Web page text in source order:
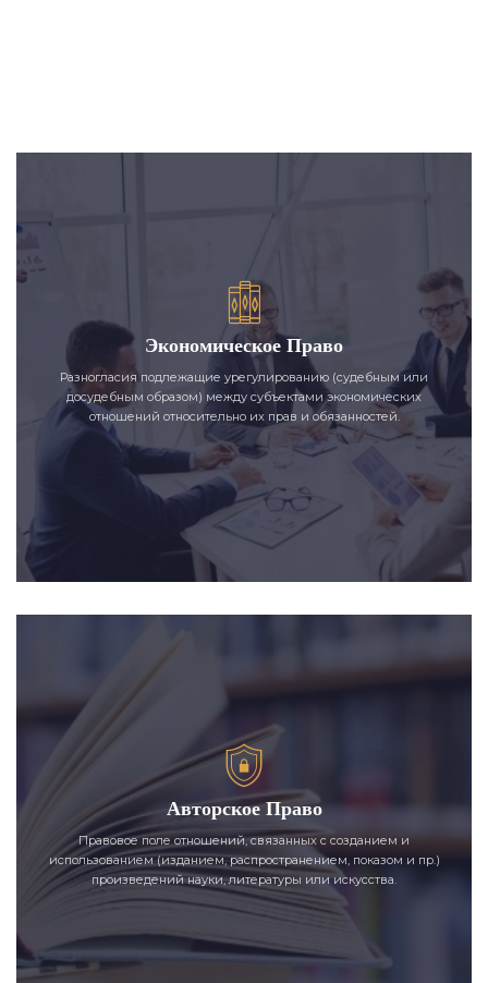
Экономическое Право
Разногласия подлежащие урегулированию (судебным или
досудебным образом) между субъектами экономических
отношений относительно их прав и обязанностей.
Авторское Право
Правовое поле отношений, связанных с созданием и
использованием (изданием, распространением, показом и пр.)
произведений науки, литературы или искусства.